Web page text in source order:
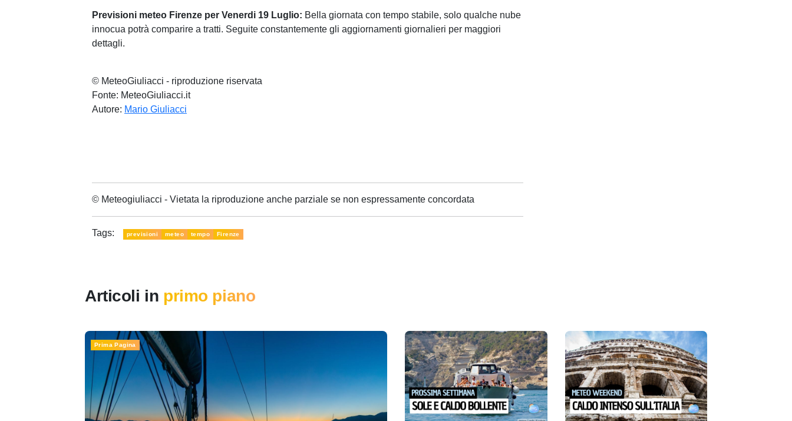
Previsioni meteo Firenze per Venerdi 19 Luglio: Bella giornata con tempo stabile, solo qualche nube
innocua potrà comparire a tratti. Seguite constantemente gli aggiornamenti giornalieri per maggiori
dettagli.
© MeteoGiuliacci - riproduzione riservata
Fonte: MeteoGiuliacci.it
Autore: Mario Giuliacci
© Meteogiuliacci - Vietata la riproduzione anche parziale se non espressamente concordata
Tags: previsioni meteo tempo Firenze
Articoli in primo piano
Prima Pagina